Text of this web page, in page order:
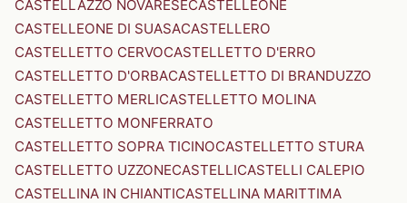
CASTELLAZZO NOVARESECASTELLEONE
CASTELLEONE DI SUASACASTELLERO
CASTELLETTO CERVOCASTELLETTO D'ERRO
CASTELLETTO D'ORBACASTELLETTO DI BRANDUZZO
CASTELLETTO MERLICASTELLETTO MOLINA
CASTELLETTO MONFERRATO
CASTELLETTO SOPRA TICINOCASTELLETTO STURA
CASTELLETTO UZZONECASTELLICASTELLI CALEPIO
CASTELLINA IN CHIANTICASTELLINA MARITTIMA